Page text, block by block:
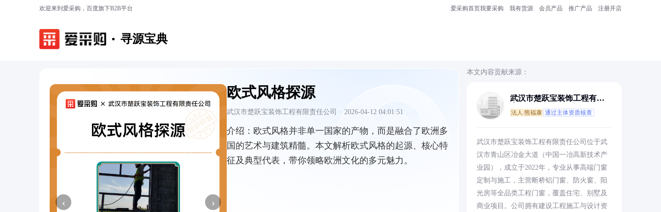
欢迎来到爱采购，百度旗下B2B平台 爱采购首页我要采购 我有货源 会员产品 推广产品 注册开店
寻源宝典
‹ ›
欧式风格探源
武汉市楚跃宝装饰工程有限责任公司 · 2026-04-12 04:01:51
介绍： 欧式风格并非单一国家的产物，而是融合了欧洲多
国的艺术与建筑精髓。本文解析欧式风格的起源、核心特
征及典型代表，带你领略欧洲文化的多元魅力。
本文内容贡献来源：
武汉市楚跃宝装饰工程有限
法人:熊福康 通过主体资质核查
武汉市楚跃宝装饰工程有限责任公司位于武
汉市青山区冶金大道（中国一冶高新技术产
业园），成立于2022年，专业从事高端门窗
定制与施工，主营断桥铝门窗、防火窗、阳
光房等全品类工程门窗，覆盖住宅、别墅及
商业项目。公司拥有建设工程施工与设计资